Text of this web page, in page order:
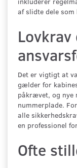
af slidte dele
Lovkrav
Det er vigtigt at
gælder for
påkrævet, og nye
nummerplade.
alle
en professionel
Ofte